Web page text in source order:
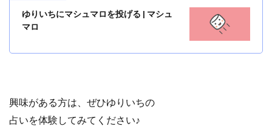
ゆりいちにマシュマロを投げる | マシュ
マロ
興味がある方は、ぜひゆりいちの
占いを体験してみてください♪